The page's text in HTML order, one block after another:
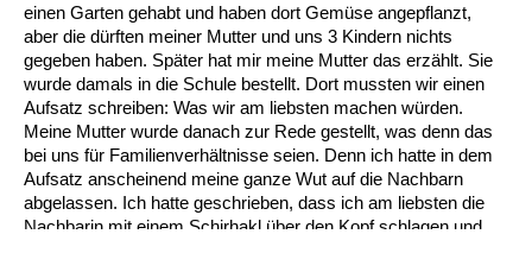
einen Garten gehabt und haben dort Gemüse angepflanzt,
aber die dürften meiner Mutter und uns 3 Kindern nichts
gegeben haben. Später hat mir meine Mutter das erzählt. Sie
wurde damals in die Schule bestellt. Dort mussten wir einen
Aufsatz schreiben: Was wir am liebsten machen würden.
Meine Mutter wurde danach zur Rede gestellt, was denn das
bei uns für Familienverhältnisse seien. Denn ich hatte in dem
Aufsatz anscheinend meine ganze Wut auf die Nachbarn
abgelassen. Ich hatte geschrieben, dass ich am liebsten die
Nachbarin mit einem Schirhakl über den Kopf schlagen und